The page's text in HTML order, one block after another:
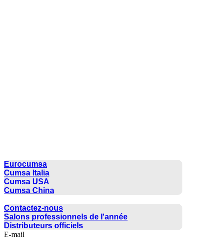
Eurocumsa
Cumsa Italia
Cumsa USA
Cumsa China
Contactez-nous
Salons professionnels de l'année
Distributeurs officiels
E-mail